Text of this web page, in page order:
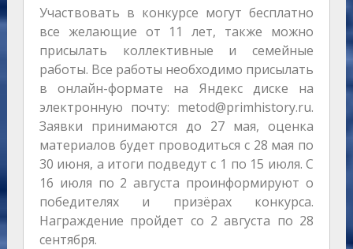
Участвовать в конкурсе могут бесплатно
все желающие от 11 лет, также можно
присылать коллективные и семейные
работы. Все работы необходимо присылать
в онлайн-формате на Яндекс диске на
электронную почту: metod@primhistory.ru.
Заявки принимаются до 27 мая, оценка
материалов будет проводиться с 28 мая по
30 июня, а итоги подведут с 1 по 15 июля. С
16 июля по 2 августа проинформируют о
победителях и призёрах конкурса.
Награждение пройдет со 2 августа по 28
сентября.